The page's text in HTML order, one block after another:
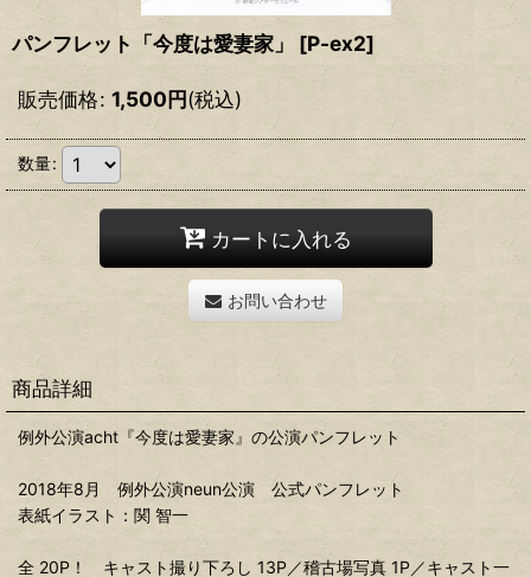
パンフレット「今度は愛妻家」 [P-ex2]
販売価格: 1,500円(税込)
数量:
カートに入れる
お問い合わせ
商品詳細
例外公演acht『今度は愛妻家』の公演パンフレット
2018年8月 例外公演neun公演 公式パンフレット
表紙イラスト：関 智一
全 20P！ キャスト撮り下ろし 13P／稽古場写真 1P／キャスト一